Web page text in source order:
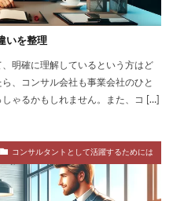
いを整理
明確に理解しているという方はど
、コンサル会社も事業会社のひと
ゃるかもしれません。また、コ […]
コンサルタントとして活躍するためには